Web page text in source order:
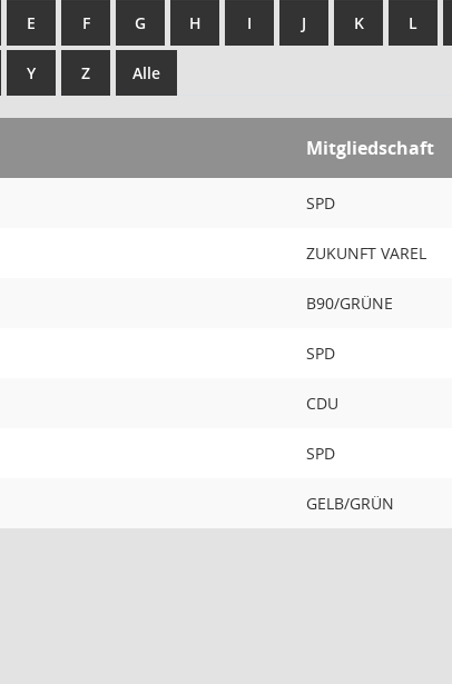
E F G H I J K L
Y Z Alle
Mitgliedschaft
SPD
ZUKUNFT VAREL
B90/GRÜNE
SPD
CDU
SPD
GELB/GRÜN